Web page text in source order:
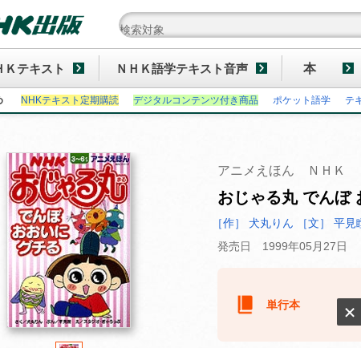
Ｋテキスト ＮＨＫ語学テキスト音声 本
NHKテキスト定期購読 デジタルコンテンツ付き商品 ポケット語学 テ
アニメえほん ＮＨＫ
おじゃる丸 でんぼ
［作］ 犬丸りん ［文］ 平見
発売日 1999年05月27日
単行本